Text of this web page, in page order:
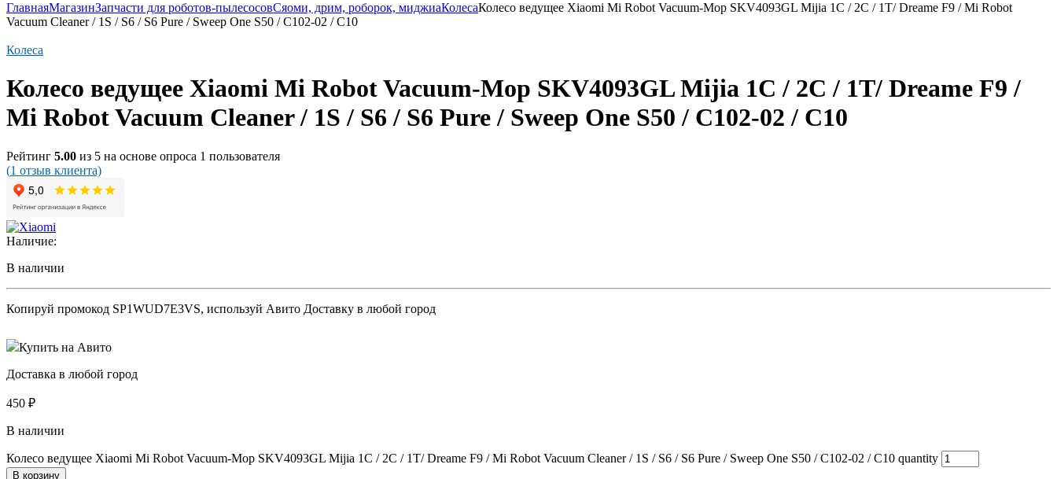
ГлавнаяМагазинЗапчасти для роботов-пылесосовСяоми, дрим, роборок, миджиаКолесаКолесо ведущее Xiaomi Mi Robot Vacuum-Mop SKV4093GL Mijia 1C / 2C / 1T/ Dreame F9 / Mi Robot
Vacuum Cleaner / 1S / S6 / S6 Pure / Sweep One S50 / C102-02 / С10
Колеса
Колесо ведущее Xiaomi Mi Robot Vacuum-Mop SKV4093GL Mijia 1C / 2C / 1T/ Dreame F9 /
Mi Robot Vacuum Cleaner / 1S / S6 / S6 Pure / Sweep One S50 / C102-02 / С10
Рейтинг 5.00 из 5 на основе опроса 1 пользователя
(1 отзыв клиента)
Наличие:
В наличии
Копируй промокод SP1WUD7E3VS, используй Авито Доставку в любой город
Купить на Авито
Доставка в любой город
450 ₽
В наличии
Колесо ведущее Xiaomi Mi Robot Vacuum-Mop SKV4093GL Mijia 1C / 2C / 1T/ Dreame F9 / Mi Robot Vacuum Cleaner / 1S / S6 / S6 Pure / Sweep One S50 / C102-02 / С10 quantity
В корзину